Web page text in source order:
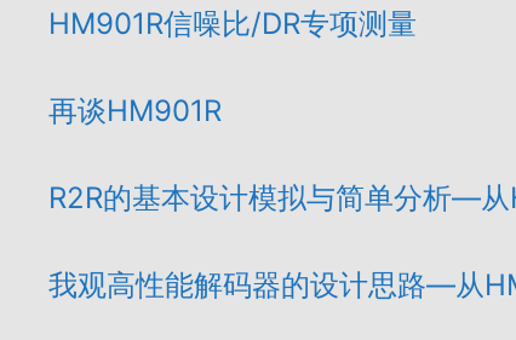
HM901R信噪比/DR专项测量
再谈HM901R
R2R的基本设计模拟与简单分析—
我观高性能解码器的设计思路—从